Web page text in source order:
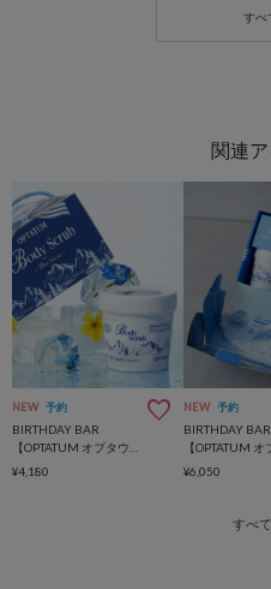
NEW 予約
BIRTHDAY BAR
¥4,180
NEW 予約
BIRTHDAY BAR
¥6,050